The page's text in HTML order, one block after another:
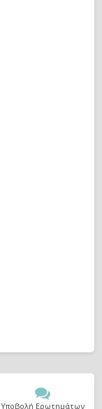
Υποβολή Ερωτημάτων